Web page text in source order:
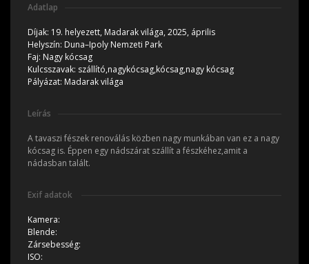
Adatlap
Díjak: 19. helyezett, Madarak világa, 2025, április
Helyszín: Duna–Ipoly Nemzeti Park
Faj: Nagy kócsag
Kulcsszavak: szállító,nagykócsag,kócsag,nagy kócsag
Pályázat: Madarak világa
Leírás
A tavaszi fészek renoválás közben nagy munkában van ez a nagy
kócsag is. Éppen egy nádszárat szállít a fészkéhez,amit a
nádasban talált.
Exif adatok
Kamera:
Blende:
Zársebesség:
ISO: